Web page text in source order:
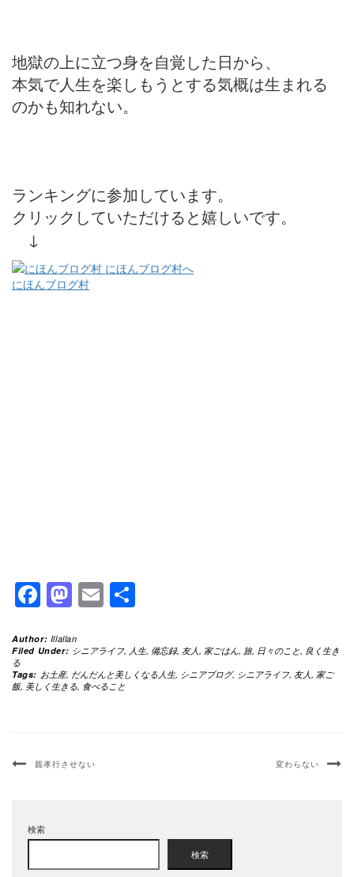
地獄の上に立つ身を自覚した日から、
本気で人生を楽しもうとする気概は生まれる
のかも知れない。
ランキングに参加しています。
クリックしていただけると嬉しいです。
↓
にほんブログ村
Facebook
Mastodon
Email
Author: Illallan
Filed Under: シニアライフ, 人生, 備忘録, 友人, 家ごはん, 旅, 日々のこと, 良く生き
る
Tags: お土産, だんだんと美しくなる人生, シニアブログ, シニアライフ, 友人, 家ご
飯, 美しく生きる, 食べること
親孝行させない 変わらない
検索
検索